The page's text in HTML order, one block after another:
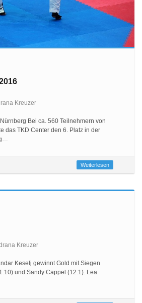
Kreuzer
Bei ca. 560 Teilnehmern von
das TKD Center den 6. Platz in der
Weiterlesen
Kreuzer
Keselj gewinnt Gold mit Siegen
und Sandy Cappel (12:1). Lea